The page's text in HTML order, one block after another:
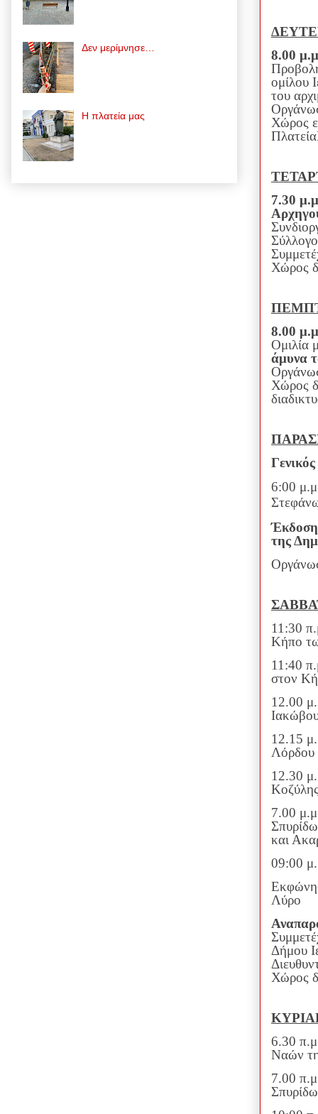
8.00
ομίλου
του
Χώρος
7.30
Χώρος
8.00
Ομιλία
άμυνα
Χώρος
6:00
Έκδοση
της
11:30
Κήπο
11:40
στον
12.00
12.15
12.30
7.00
και
09:00
Λύρο
Δήμου
Χώρος
6.30
Ναών
7.00
Δεν μερίμνησε…
Η πλατεία μας